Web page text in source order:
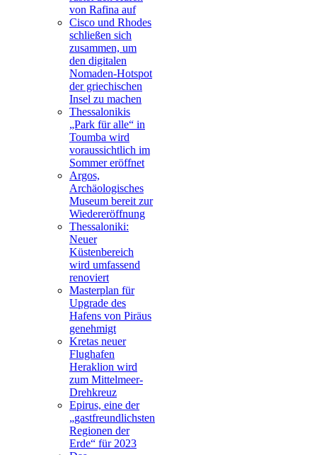
von Rafina auf
Cisco und Rhodes
schließen sich
zusammen, um
den digitalen
Nomaden-Hotspot
der griechischen
Insel zu machen
Thessalonikis
„Park für alle“ in
Toumba wird
voraussichtlich im
Sommer eröffnet
Argos,
Archäologisches
Museum bereit zur
Wiedereröffnung
Thessaloniki:
Neuer
Küstenbereich
wird umfassend
renoviert
Masterplan für
Upgrade des
Hafens von Piräus
genehmigt
Kretas neuer
Flughafen
Heraklion wird
zum Mittelmeer-
Drehkreuz
Epirus, eine der
„gastfreundlichsten
Regionen der
Erde“ für 2023